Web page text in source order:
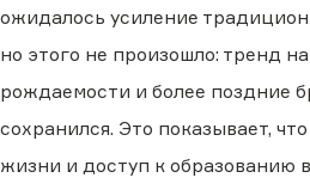
ожидалось усиление
но этого не произошло: тренд
рождаемости и более поздние
сохранился. Это показывает,
жизни и доступ к образованию